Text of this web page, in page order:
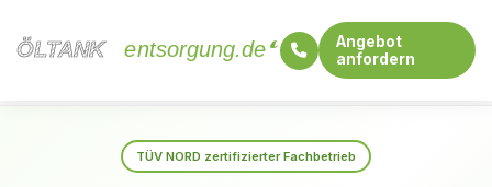
ÖLTANK
ÖLTANK entsorgung.de
Angebot
anfordern
TÜV NORD zertifizierter Fachbetrieb